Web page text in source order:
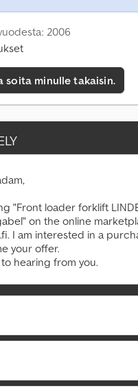
2006
soita minulle takaisin.